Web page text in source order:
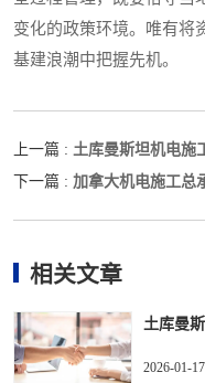
变化的政策环境。唯有将
基建浪潮中把握先机。
上一篇 : 土库曼斯坦机电施
下一篇 : 加拿大机电施工总
相关文章
土库曼
2026-01-